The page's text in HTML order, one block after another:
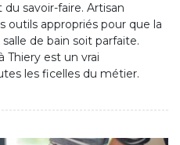
savoir-faire. Artisan
outils appropriés pour que la
de bain soit parfaite.
Thiery est un vrai
les ficelles du métier.